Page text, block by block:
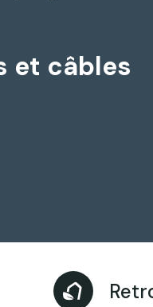
et câbles